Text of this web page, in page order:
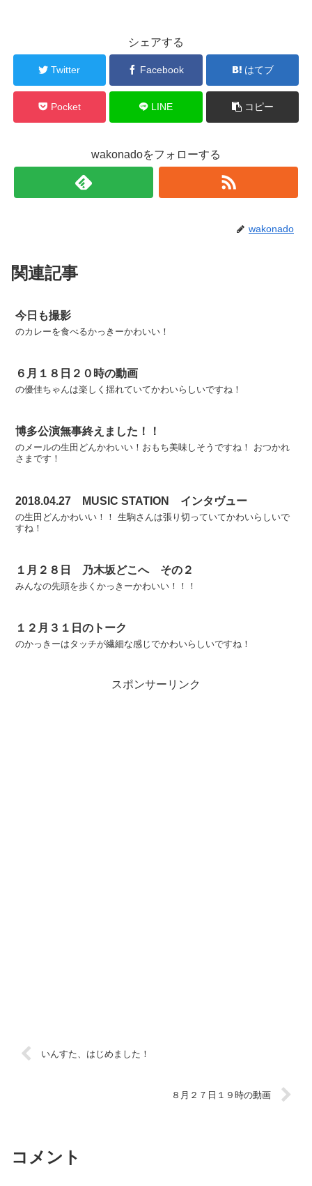
シェアする
Twitter Facebook はてブ
Pocket LINE コピー
wakonadoをフォローする
wakonado
関連記事
今日も撮影
のカレーを食べるかっきーかわいい！
６月１８日２０時の動画
の優佳ちゃんは楽しく揺れていてかわいらしいですね！
博多公演無事終えました！！
のメールの生田どんかわいい！おもち美味しそうですね！ おつかれ
さまです！
2018.04.27 MUSIC STATION インタヴュー
の生田どんかわいい！！ 生駒さんは張り切っていてかわいらしいで
すね！
１月２８日 乃木坂どこへ その２
みんなの先頭を歩くかっきーかわいい！！！
１２月３１日のトーク
のかっきーはタッチが繊細な感じでかわいらしいですね！
スポンサーリンク
いんすた、はじめました！
８月２７日１９時の動画
コメント